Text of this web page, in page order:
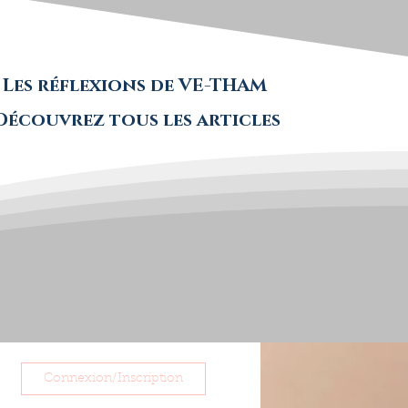
Les réflexions de VE-THAM
tous les articles
Connexion/Inscription